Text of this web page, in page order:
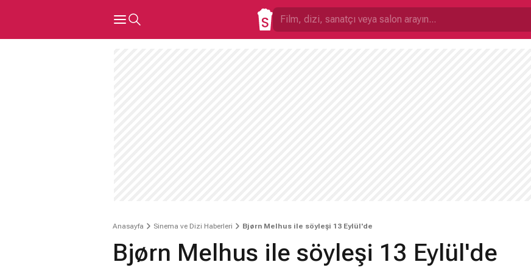
Anasayfa Sinema ve Dizi Haberleri Bjørn Melhus ile söyleşi 13 Eylül'de
Bjørn Melhus ile söyleşi 13 Eylül'de